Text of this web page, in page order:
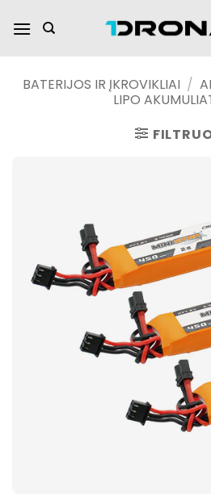
turinį
BATERIJOS IR ĮKROVIKLIAI /
LIPO